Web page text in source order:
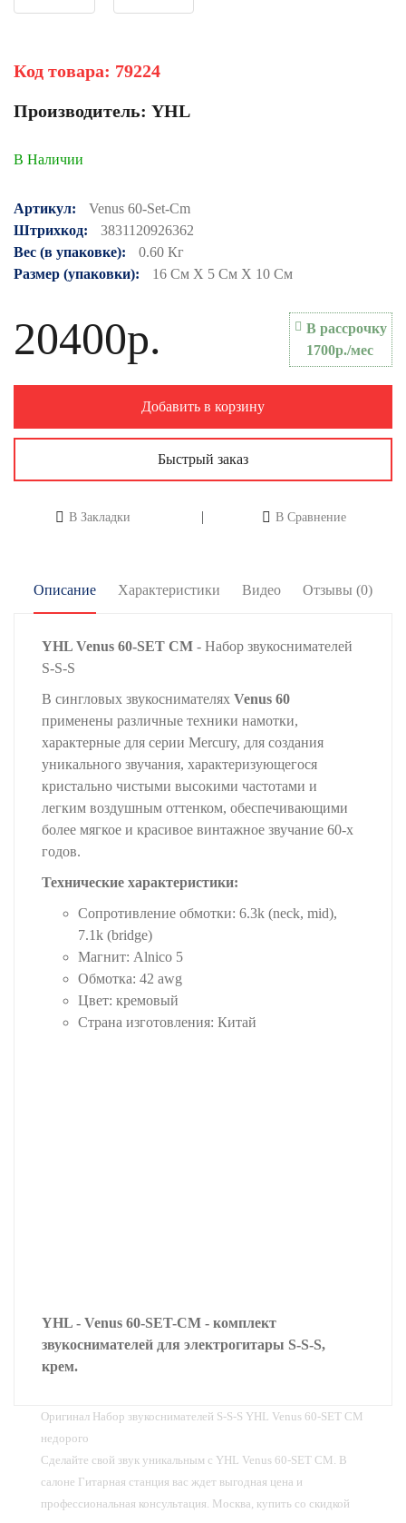
Код товара: 79224
Производитель: YHL
В Наличии
Артикул:
Venus 60-Set-Cm
Штрихкод:
3831120926362
Вес (в упаковке):
0.60 Кг
Размер (упаковки):
16 См X 5 См X 10 См
20400р.
В рассрочку
1700р./мес
Добавить в корзину
Быстрый заказ
В Закладки В Сравнение
Описание Характеристики Видео Отзывы (0)
YHL Venus 60-SET CM - Набор звукоснимателей
S-S-S
В сингловых звукоснимателях Venus 60
применены различные техники намотки,
характерные для серии Mercury, для создания
уникального звучания, характеризующегося
кристально чистыми высокими частотами и
легким воздушным оттенком, обеспечивающими
более мягкое и красивое винтажное звучание 60-х
годов.
Технические характеристики:
​Сопротивление обмотки: 6.3k (neck, mid),
7.1k (bridge)
Магнит: Alnico 5
Обмотка: 42 awg
Цвет: кремовый
Страна изготовления: Китай
YHL - Venus 60-SET-CM - комплект
звукоснимателей для электрогитары S-S-S,
крем.
Оригинал Набор звукоснимателей S-S-S YHL Venus 60-SET CM
недорого
Сделайте свой звук уникальным с YHL Venus 60-SET CM. В
салоне Гитарная станция вас ждет выгодная цена и
профессиональная консультация. Москва, купить со скидкой